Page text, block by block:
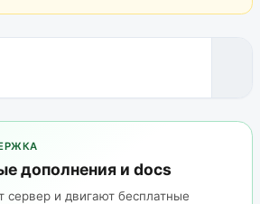
дополнения и docs
сервер и двигают бесплатные